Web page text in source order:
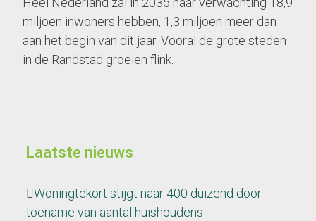
miljoen inwoners hebben, 1,3 miljoen meer dan
aan het begin van dit jaar. Vooral de grote steden
in de Randstad groeien flink.
Laatste nieuws
Woningtekort stijgt naar 400 duizend door
toename van aantal huishoudens